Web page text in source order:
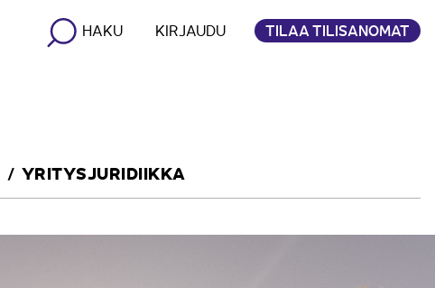
HAKU KIRJAUDU TILAA TILISANOMAT
YRITYSJURIDIIKKA